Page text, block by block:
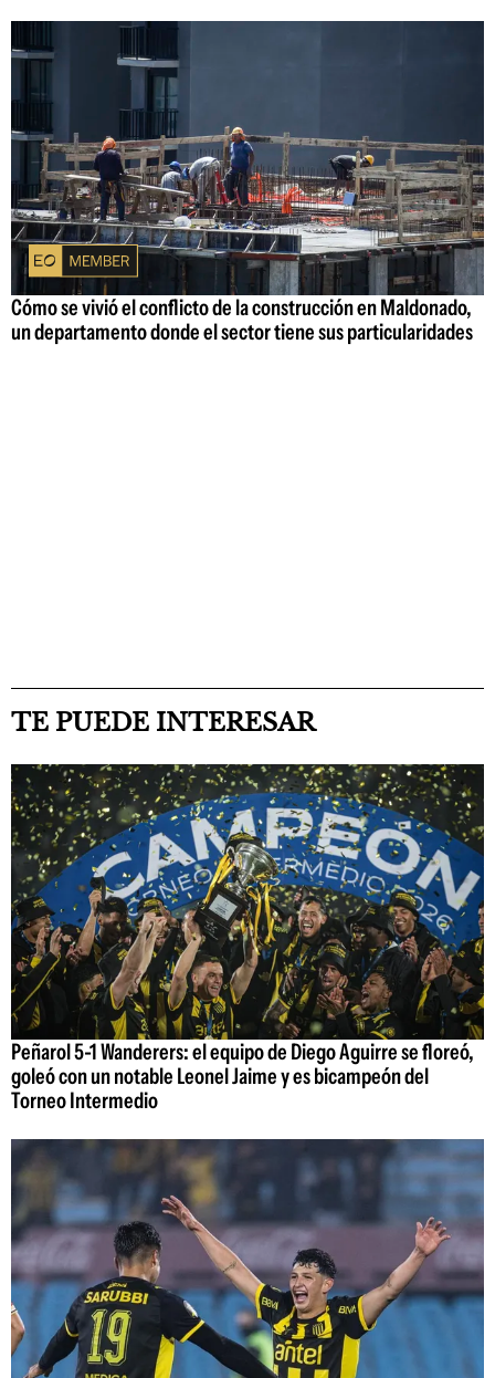
Cómo se vivió el conflicto de la construcción en Maldonado,
un departamento donde el sector tiene sus particularidades
TE PUEDE INTERESAR
Peñarol 5-1 Wanderers: el equipo de Diego Aguirre se floreó,
goleó con un notable Leonel Jaime y es bicampeón del
Torneo Intermedio